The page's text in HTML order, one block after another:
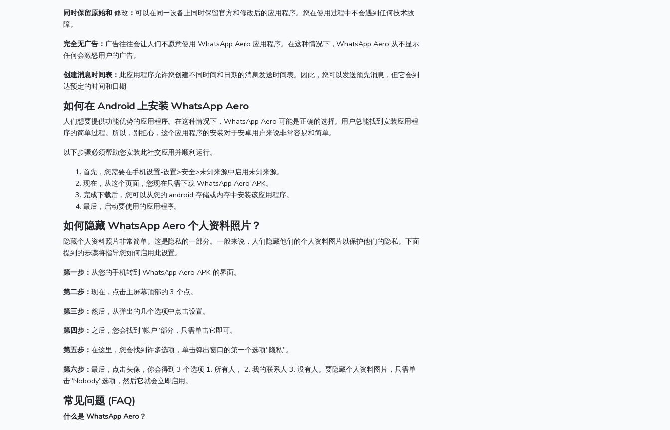
同时保留原始和 修改 ： 可以在同一设备上同时保留官方和修改后的应用程序。 您在使用过程中不会遇到任何技术故
障。
完全无广告： 广告往往会让人们不愿意使用 WhatsApp Aero 应用程序。 在这种情况下，WhatsApp Aero 从不显示
任何会激怒用户的广告。
创建消息时间表： 此应用程序允许您创建不同时间和日期的消息发送时间表。 因此，您可以发送预先消息，但它会到
达预定的时间和日期
如何在 Android 上安装 WhatsApp Aero
人们想要提供功能优势的应用程序。 在这种情况下，WhatsApp Aero 可能是正确的选择。 用户总能找到安装应用程
序的简单过程。 所以，别担心，这个应用程序的安装对于安卓用户来说非常容易和简单。
以下步骤必须帮助您安装此社交应用并顺利运行。
首先，您需要在手机设置-设置>安全>未知来源中启用未知来源。
现在，从这个页面，您现在只需下载 WhatsApp Aero APK。
完成下载后，您可以从您的 android 存储或内存中安装该应用程序。
最后，启动要使用的应用程序。
如何隐藏 WhatsApp Aero 个人资料照片？
隐藏个人资料照片非常简单。 这是隐私的一部分。 一般来说，人们隐藏他们的个人资料图片以保护他们的隐私。 下面
提到的步骤将指导您如何启用此设置。
第一步： 从您的手机转到 WhatsApp Aero APK 的界面。
第二步： 现在，点击主屏幕顶部的 3 个点。
第三步： 然后，从弹出的几个选项中点击设置。
第四步： 之后，您会找到“帐户”部分，只需单击它即可。
第五步： 在这里，您会找到许多选项，单击弹出窗口的第一个选项“隐私”。
第六步： 最后，点击头像，你会得到 3 个选项 1. 所有人， 2. 我的联系人 3. 没有人。 要隐藏个人资料图片，只需单
击“Nobody”选项，然后它就会立即启用。
常见问题 (FAQ)
什么是 WhatsApp Aero？